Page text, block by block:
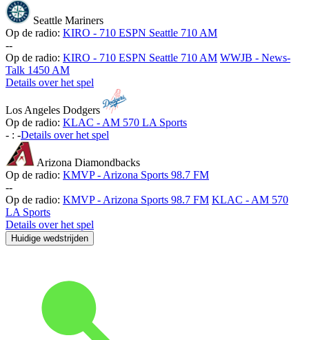
Seattle Mariners
Op de radio: KIRO - 710 ESPN Seattle 710 AM
--
Op de radio: KIRO - 710 ESPN Seattle 710 AM WWJB - News-
Talk 1450 AM
Details over het spel
Los Angeles Dodgers
Op de radio: KLAC - AM 570 LA Sports
- : -Details over het spel
Arizona Diamondbacks
Op de radio: KMVP - Arizona Sports 98.7 FM
--
Op de radio: KMVP - Arizona Sports 98.7 FM KLAC - AM 570
LA Sports
Details over het spel
Huidige wedstrijden